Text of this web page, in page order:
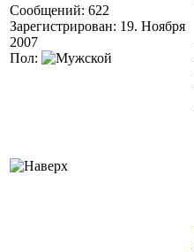
Сообщений: 622
Зарегистрирован: 19. Ноября
2007
Пол: